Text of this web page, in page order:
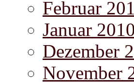
Februar
Januar 2010
Dezember
November